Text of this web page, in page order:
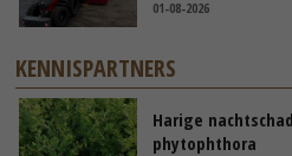
01-08-2026
KENNISPARTNERS
Harige
phytophthora